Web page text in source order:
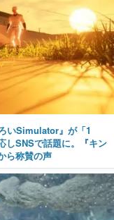
いSimulator』が「1
しSNSで話題に。『キン
ら称賛の声